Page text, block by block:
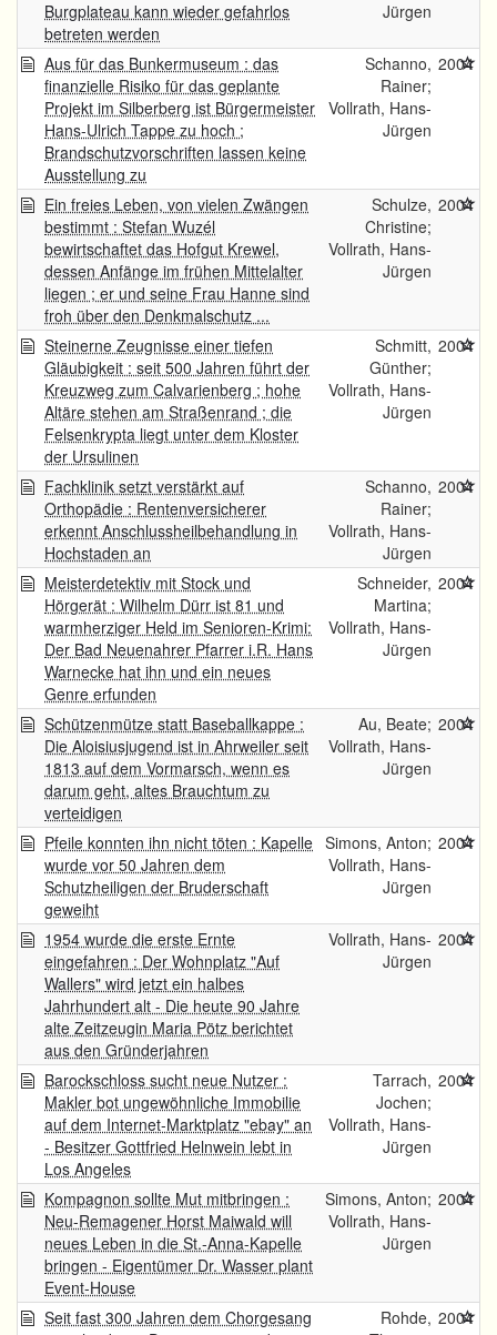
Burgplateau kann wieder gefahrlos
betreten werden
Jürgen
Aus für das Bunkermuseum : das
finanzielle Risiko für das geplante
Projekt im Silberberg ist Bürgermeister
Hans-Ulrich Tappe zu hoch ;
Brandschutzvorschriften lassen keine
Ausstellung zu
Schanno,
Rainer;
Vollrath, Hans-
Jürgen
2004
Ein freies Leben, von vielen Zwängen
bestimmt : Stefan Wuzél
bewirtschaftet das Hofgut Krewel,
dessen Anfänge im frühen Mittelalter
liegen ; er und seine Frau Hanne sind
froh über den Denkmalschutz ...
Schulze,
Christine;
Vollrath, Hans-
Jürgen
2004
Steinerne Zeugnisse einer tiefen
Gläubigkeit : seit 500 Jahren führt der
Kreuzweg zum Calvarienberg ; hohe
Altäre stehen am Straßenrand ; die
Felsenkrypta liegt unter dem Kloster
der Ursulinen
Schmitt,
Günther;
Vollrath, Hans-
Jürgen
2004
Fachklinik setzt verstärkt auf
Orthopädie : Rentenversicherer
erkennt Anschlussheilbehandlung in
Hochstaden an
Schanno,
Rainer;
Vollrath, Hans-
Jürgen
2004
Meisterdetektiv mit Stock und
Hörgerät : Wilhelm Dürr ist 81 und
warmherziger Held im Senioren-Krimi:
Der Bad Neuenahrer Pfarrer i.R. Hans
Warnecke hat ihn und ein neues
Genre erfunden
Schneider,
Martina;
Vollrath, Hans-
Jürgen
2004
Schützenmütze statt Baseballkappe :
Die Aloisiusjugend ist in Ahrweiler seit
1813 auf dem Vormarsch, wenn es
darum geht, altes Brauchtum zu
verteidigen
Au, Beate;
Vollrath, Hans-
Jürgen
2004
Pfeile konnten ihn nicht töten : Kapelle
wurde vor 50 Jahren dem
Schutzheiligen der Bruderschaft
geweiht
Simons, Anton;
Vollrath, Hans-
Jürgen
2004
1954 wurde die erste Ernte
eingefahren : Der Wohnplatz "Auf
Wallers" wird jetzt ein halbes
Jahrhundert alt - Die heute 90 Jahre
alte Zeitzeugin Maria Pötz berichtet
aus den Gründerjahren
Vollrath, Hans-
Jürgen
2004
Barockschloss sucht neue Nutzer :
Makler bot ungewöhnliche Immobilie
auf dem Internet-Marktplatz "ebay" an
- Besitzer Gottfried Helnwein lebt in
Los Angeles
Tarrach,
Jochen;
Vollrath, Hans-
Jürgen
2004
Kompagnon sollte Mut mitbringen :
Neu-Remagener Horst Maiwald will
neues Leben in die St.-Anna-Kapelle
bringen - Eigentümer Dr. Wasser plant
Event-House
Simons, Anton;
Vollrath, Hans-
Jürgen
2004
Seit fast 300 Jahren dem Chorgesang
Rohde, 2004